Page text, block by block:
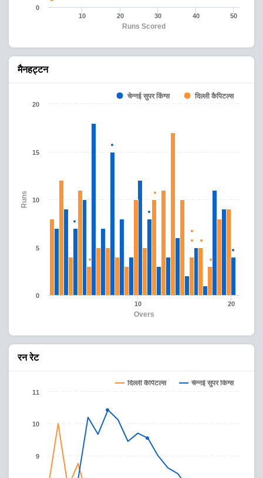
Runs Scored
10 20 30 40 50
0
मैनहट्टन
Overs
Runs
चेन्नई सुपर किंग्स दिल्ली कैपिटल्स
10 20
0
5
10
15
20
रन रेट
दिल्ली कैपिटल्स चेन्नई सुपर किंग्स
9
10
11